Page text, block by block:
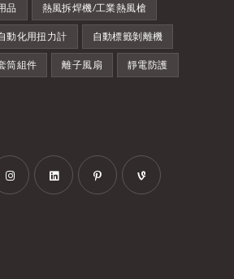
品 熱風拆焊機/工業熱風槍
動化用扭力計 自動標籤剝離機
筒組件 離子風扇 靜電防護